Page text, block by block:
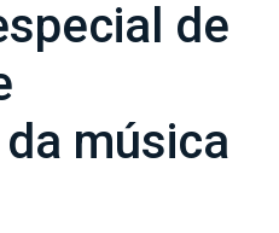
de
música